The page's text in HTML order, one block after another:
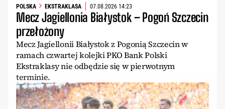
POLSKA EKSTRAKLASA 07.08.2026 14:23
Mecz Jagiellonia Białystok – Pogoń Szczecin
przełożony
Mecz Jagiellonii Białystok z Pogonią Szczecin w
ramach czwartej kolejki PKO Bank Polski
Ekstraklasy nie odbędzie się w pierwotnym
terminie.